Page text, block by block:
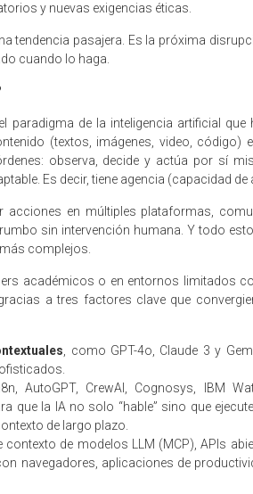
y nuevas exigencias éticas.
tendencia pasajera. Es la próxima
cuando lo haga.
paradigma de la inteligencia artificial
(textos, imágenes, video, código)
observa, decide y actúa por sí
Es decir, tiene agencia (capacidad de
acciones en múltiples plataformas,
sin intervención humana. Y todo
complejos.
académicos o en entornos limitados
a tres factores clave que
, como GPT-4o, Claude 3 y
AutoGPT, CrewAI, Cognosys, IBM
que la IA no solo “hable” sino que
de largo plazo.
de modelos LLM (MCP), APIs
navegadores, aplicaciones de